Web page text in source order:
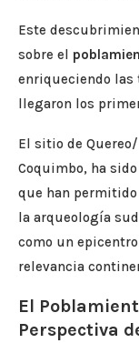
Este
sobre el
enriqueciendo las
llegaron los
El sitio de
Coquimbo, ha
que han
la arqueología
como un
relevancia
El
Perspectiva